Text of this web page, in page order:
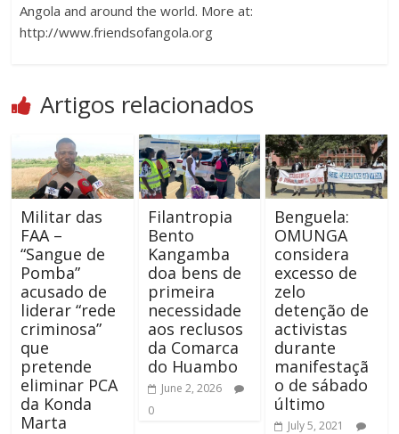
Angola and around the world. More at:
http://www.friendsofangola.org
Artigos relacionados
Militar das
FAA –
“Sangue de
Pomba”
acusado de
liderar “rede
criminosa”
que
pretende
eliminar PCA
da Konda
Marta
Filantropia
Bento
Kangamba
doa bens de
primeira
necessidade
aos reclusos
da Comarca
do Huambo
June 2, 2026
0
Benguela:
OMUNGA
considera
excesso de
zelo
detenção de
activistas
durante
manifestaçã
o de sábado
último
July 5, 2021